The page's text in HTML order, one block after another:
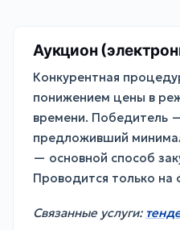
Аукцион
Конкурентная
понижением цены в
времени. Победитель
предложивший
— основной способ
Проводится только
Связанные услуги: